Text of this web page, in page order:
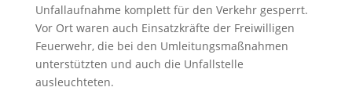
Unfallaufnahme komplett für den Verkehr gesperrt.
Vor Ort waren auch Einsatzkräfte der Freiwilligen
Feuerwehr, die bei den Umleitungsmaßnahmen
unterstützten und auch die Unfallstelle
ausleuchteten.